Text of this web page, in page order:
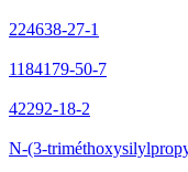
224638-27-1
1184179-50-7
42292-18-2
N-(3-